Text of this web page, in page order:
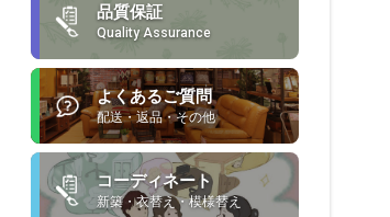
品質保証
Quality Assurance
よくあるご質問
配送・返品・その他
コーディネート
新築・衣替え・模様替え